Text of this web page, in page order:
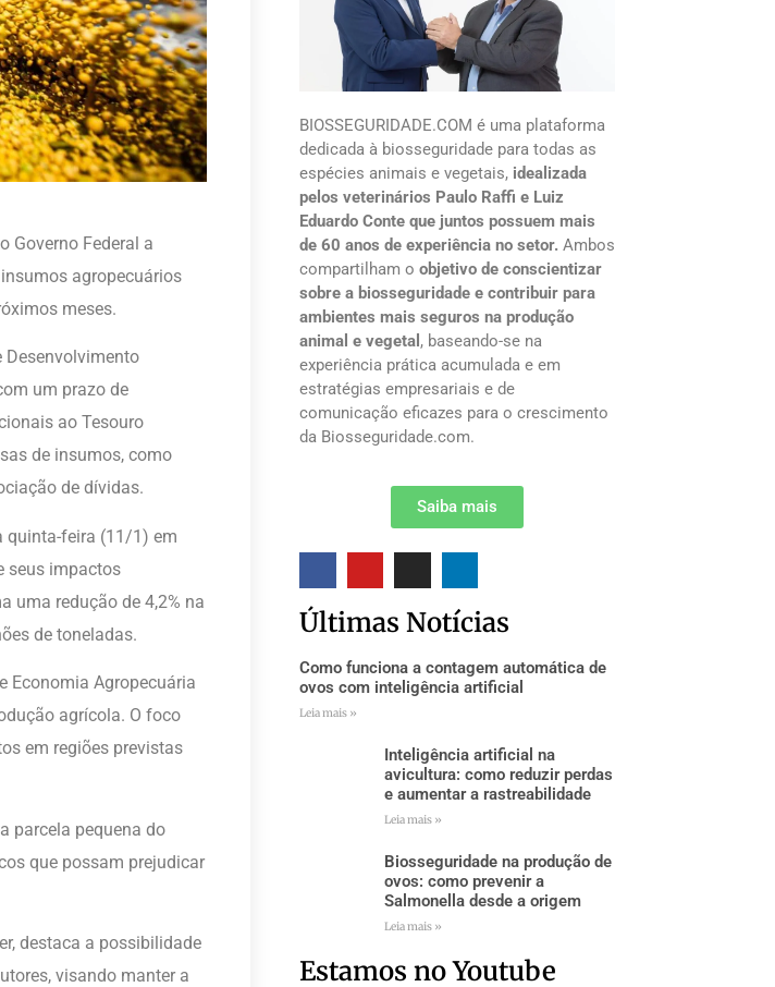
Governo Federal a
agropecuários
meses.
um prazo de
ao Tesouro
de insumos, como
de dívidas.
quinta-feira (11/1) em
seus impactos
uma redução de 4,2% na
de toneladas.
Economia Agropecuária
agrícola. O foco
em regiões previstas
parcela pequena do
que possam prejudicar
destaca a possibilidade
visando manter a
BIOSSEGURIDADE.COM é uma plataforma
dedicada à biosseguridade para todas as
espécies animais e vegetais, idealizada
pelos veterinários Paulo Raffi e Luiz
Eduardo Conte que juntos possuem mais
de 60 anos de experiência no setor.Ambos
compartilham o objetivo de conscientizar
sobre a biosseguridade e contribuir para
ambientes mais seguros na produção
animal e vegetal , baseando-se na
experiência prática acumulada e em
estratégias empresariais e de
comunicação eficazes para o crescimento
da Biosseguridade.com.
Saiba mais
Últimas Notícias
Como funciona a contagem automática de
ovos com inteligência artificial
Leia mais »
Inteligência artificial na
avicultura: como reduzir perdas
e aumentar a rastreabilidade
Leia mais »
Biosseguridade na produção de
ovos: como prevenir a
Salmonella desde a origem
Leia mais »
Estamos no Youtube